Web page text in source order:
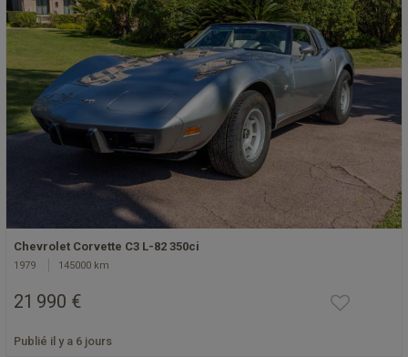
Chevrolet Corvette C3 L-82 350ci
1979 145000 km
21 990 €
Publié il y a 6 jours